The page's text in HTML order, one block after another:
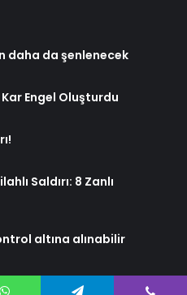
daha da şenlenecek
Engel Oluşturdu
Saldırı: 8 Zanlı
altına alınabilir